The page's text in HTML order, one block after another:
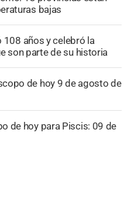
bajas
108 años y celebró la
son parte de su historia
de hoy 9 de agosto de
de hoy para Piscis: 09 de